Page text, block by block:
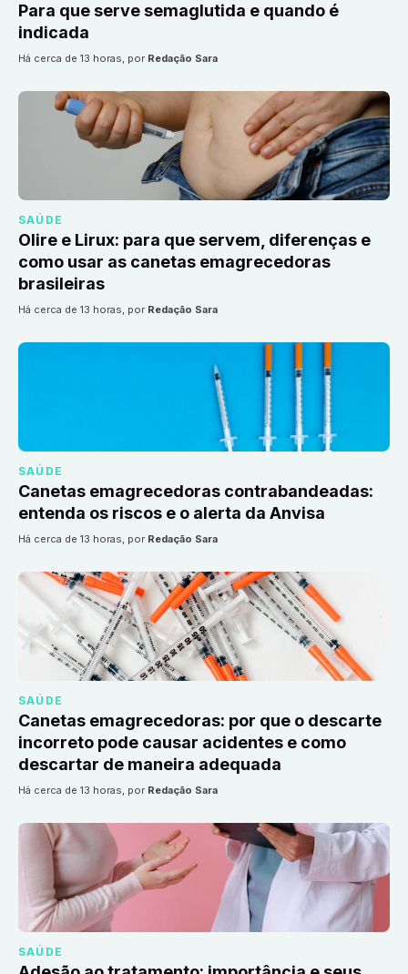
Para que serve semaglutida e quando é
indicada
há cerca de 13 horas, por Redação Sara
SAÚDE
Olire e Lirux: para que servem, diferenças e
como usar as canetas emagrecedoras
brasileiras
há cerca de 13 horas, por Redação Sara
SAÚDE
Canetas emagrecedoras contrabandeadas:
entenda os riscos e o alerta da Anvisa
há cerca de 13 horas, por Redação Sara
SAÚDE
Canetas emagrecedoras: por que o descarte
incorreto pode causar acidentes e como
descartar de maneira adequada
há cerca de 13 horas, por Redação Sara
SAÚDE